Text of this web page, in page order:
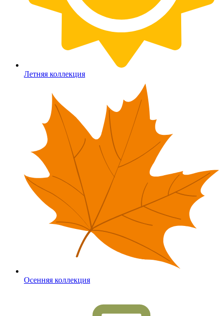
Летняя коллекция
Осенняя коллекция